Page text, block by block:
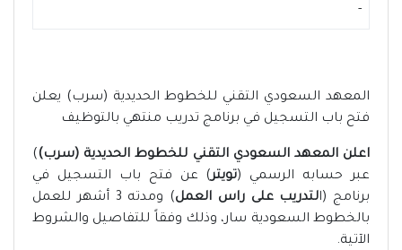
-
المعهد السعودي التقني للخطوط الحديدية (سرب) يعلن
فتح باب التسجيل في برنامج تدريب منتهي بالتوظيف
اعلن المعهد السعودي التقني للخطوط الحديدية (سرب))
عبر حسابه الرسمي (تويتر) عن فتح باب التسجيل في
برنامج (التدريب على راس العمل
) ومدته 3 أشهر للعمل
بالخطوط السعودية سار، وذلك وفقاً للتفاصيل والشروط
الآتية.